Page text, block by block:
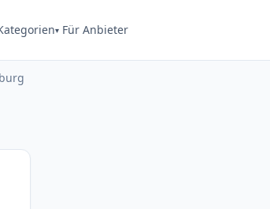
Für Anbieter